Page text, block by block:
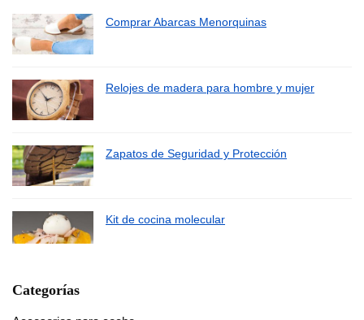
Comprar Abarcas Menorquinas
Relojes de madera para hombre y mujer
Zapatos de Seguridad y Protección
Kit de cocina molecular
Categorías